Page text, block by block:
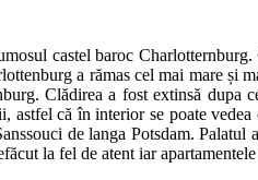
castel baroc Charlotternburg.
a rămas cel mai mare și
Clădirea a fost extinsă dupa
astfel că în interior se poate
de langa Potsdam.
la fel de atent iar